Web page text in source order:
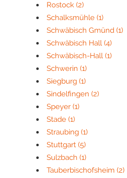
Rostock (2)
Schalksmühle (1)
Schwäbisch Gmünd (1)
Schwäbisch Hall (4)
Schwäbisch-Hall (1)
Schwerin (1)
Siegburg (1)
Sindelfingen (2)
Speyer (1)
Stade (1)
Straubing (1)
Stuttgart (5)
Sulzbach (1)
Tauberbischofsheim (2)